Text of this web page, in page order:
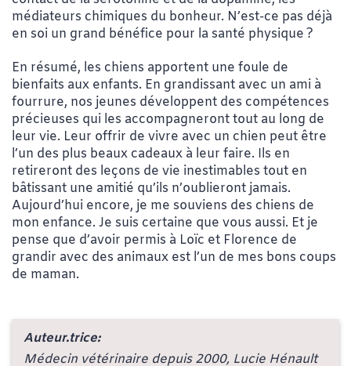
médiateurs chimiques du bonheur. N’est-ce pas déjà
en soi un grand bénéfice pour la santé physique ?
En résumé, les chiens apportent une foule de
bienfaits aux enfants. En grandissant avec un ami à
fourrure, nos jeunes développent des compétences
précieuses qui les accompagneront tout au long de
leur vie. Leur offrir de vivre avec un chien peut être
l’un des plus beaux cadeaux à leur faire. Ils en
retireront des leçons de vie inestimables tout en
bâtissant une amitié qu’ils n’oublieront jamais.
Aujourd’hui encore, je me souviens des chiens de
mon enfance. Je suis certaine que vous aussi. Et je
pense que d’avoir permis à Loïc et Florence de
grandir avec des animaux est l’un de mes bons coups
de maman.
Auteur.trice:
Médecin vétérinaire depuis 2000, Lucie Hénault